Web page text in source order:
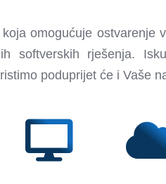
omogućuje ostvarenje
softverskih rješenja.
poduprijet će i Vaše